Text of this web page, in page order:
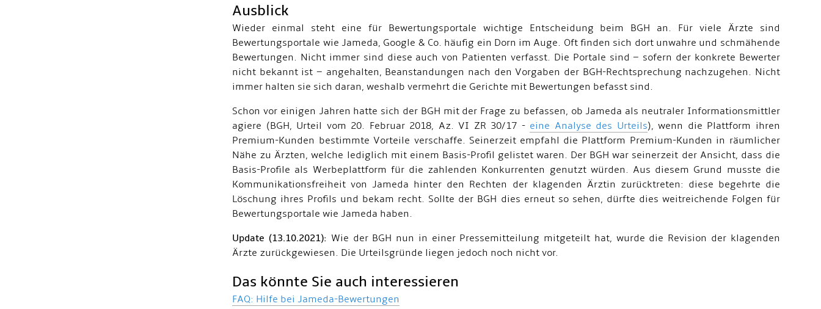
Ausblick
Wieder einmal steht eine für Bewertungsportale wichtige Entscheidung beim BGH an. Für viele Ärzte sind
Bewertungsportale wie Jameda, Google & Co. häufig ein Dorn im Auge. Oft finden sich dort unwahre und schmähende
Bewertungen. Nicht immer sind diese auch von Patienten verfasst. Die Portale sind – sofern der konkrete Bewerter
nicht bekannt ist – angehalten, Beanstandungen nach den Vorgaben der BGH-Rechtsprechung nachzugehen. Nicht
immer halten sie sich daran, weshalb vermehrt die Gerichte mit Bewertungen befasst sind.
Schon vor einigen Jahren hatte sich der BGH mit der Frage zu befassen, ob Jameda als neutraler Informationsmittler
agiere (BGH, Urteil vom 20. Februar 2018, Az. VI ZR 30/17 - eine Analyse des Urteils), wenn die Plattform ihren
Premium-Kunden bestimmte Vorteile verschaffe. Seinerzeit empfahl die Plattform Premium-Kunden in räumlicher
Nähe zu Ärzten, welche lediglich mit einem Basis-Profil gelistet waren. Der BGH war seinerzeit der Ansicht, dass die
Basis-Profile als Werbeplattform für die zahlenden Konkurrenten genutzt würden. Aus diesem Grund musste die
Kommunikationsfreiheit von Jameda hinter den Rechten der klagenden Ärztin zurücktreten: diese begehrte die
Löschung ihres Profils und bekam recht. Sollte der BGH dies erneut so sehen, dürfte dies weitreichende Folgen für
Bewertungsportale wie Jameda haben.
Update (13.10.2021): Wie der BGH nun in einer Pressemitteilung mitgeteilt hat, wurde die Revision der klagenden
Ärzte zurückgewiesen. Die Urteilsgründe liegen jedoch noch nicht vor.
Das könnte Sie auch interessieren
FAQ: Hilfe bei Jameda-Bewertungen